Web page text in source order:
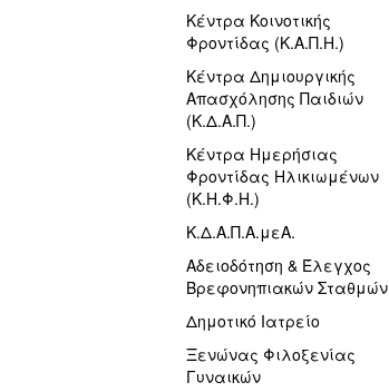
Κέντρα Κοινοτικής
Φροντίδας (Κ.Α.Π.Η.)
Κέντρα Δημιουργικής
Απασχόλησης Παιδιών
(Κ.Δ.Α.Π.)
Κέντρα Ημερήσιας
Φροντίδας Ηλικιωμένων
(Κ.Η.Φ.Η.)
Κ.Δ.Α.Π.Α.μεΑ.
Αδειοδότηση & Έλεγχος
Βρεφονηπιακών Σταθμών
Δημοτικό Ιατρείο
Ξενώνας Φιλοξενίας
Γυναικών